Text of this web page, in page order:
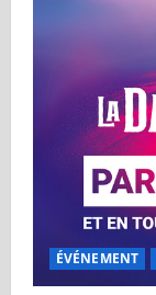
ÉVÉNEMENT